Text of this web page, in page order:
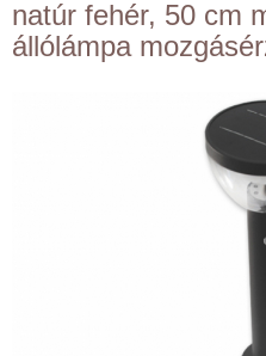
natúr fehér, 50 cm
állólámpa